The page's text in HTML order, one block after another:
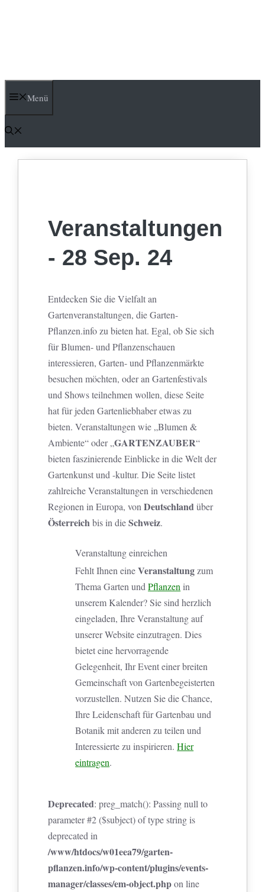
Menü
Veranstaltungen
- 28 Sep. 24
Entdecken Sie die Vielfalt an
Gartenveranstaltungen, die Garten-
Pflanzen.info zu bieten hat. Egal, ob Sie sich
für Blumen- und Pflanzenschauen
interessieren, Garten- und Pflanzenmärkte
besuchen möchten, oder an Gartenfestivals
und Shows teilnehmen wollen, diese Seite
hat für jeden Gartenliebhaber etwas zu
bieten. Veranstaltungen wie „Blumen &
Ambiente“ oder „GARTENZAUBER“
bieten faszinierende Einblicke in die Welt der
Gartenkunst und -kultur. Die Seite listet
zahlreiche Veranstaltungen in verschiedenen
Regionen in Europa, vonDeutschlandüber
Österreichbis in dieSchweiz.
Veranstaltung einreichen
Fehlt Ihnen eineVeranstaltung zum
Thema Garten undPflanzen in
unserem Kalender? Sie sind herzlich
eingeladen, Ihre Veranstaltung auf
unserer Website einzutragen. Dies
bietet eine hervorragende
Gelegenheit, Ihr Event einer breiten
Gemeinschaft von Gartenbegeisterten
vorzustellen. Nutzen Sie die Chance,
Ihre Leidenschaft für Gartenbau und
Botanik mit anderen zu teilen und
Interessierte zu inspirieren.Hier
eintragen.
Deprecated: preg_match(): Passing null to
parameter #2 ($subject) of type string is
deprecated in
/www/htdocs/w01eea79/garten-
pflanzen.info/wp-content/plugins/events-
manager/classes/em-object.phpon line